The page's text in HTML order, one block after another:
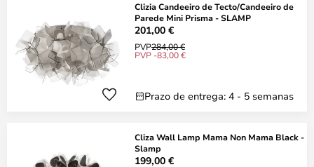
Clizia Candeeiro de Tecto/Candeeiro de
Parede Mini Prisma - SLAMP
201,00 €
PVP284,00 €
PVP -83,00 €
Prazo de entrega: 4 - 5 semanas
Cliza Wall Lamp Mama Non Mama Black -
Slamp
199,00 €